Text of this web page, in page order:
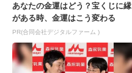
あなたの金運はどう？宝くじに縁
がある時、金運はこう変わる
PR(合同会社デジタルファーム )